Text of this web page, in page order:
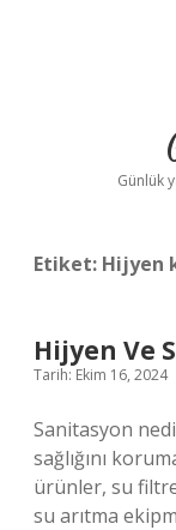
Günlük
Etiket: Hijyen
Hijyen Ve
Tarih: Ekim 16, 2024
Sanitasyon
sağlığını
ürünler, su
su arıtma